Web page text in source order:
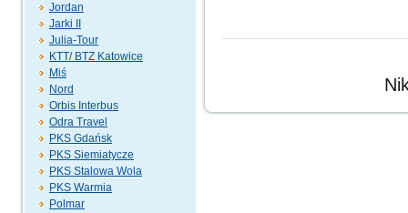
Jordan
Jarki II
Julia-Tour
KTT/ BTZ Katowice
Miś
Nord
Orbis Interbus
Odra Travel
PKS Gdańsk
PKS Siemiatycze
PKS Stalowa Wola
PKS Warmia
Polmar